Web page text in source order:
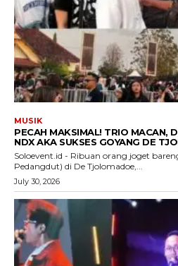
MUSIK
PECAH MAKSIMAL! TRIO MACAN,
NDX AKA SUKSES GOYANG DE
Soloevent.id - Ribuan orang joget
Pedangdut) di De Tjolomadoe,...
July 30, 2026